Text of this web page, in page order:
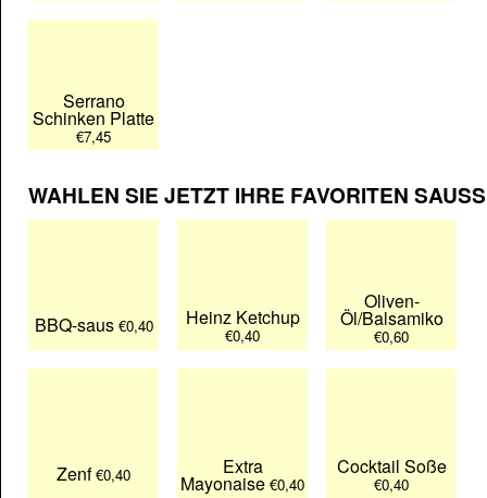
Serrano
Schinken Platte
€7,45
WAHLEN SIE JETZT IHRE FAVORITEN
BBQ-saus €0,40 Heinz Ketchup
€0,40
Oliven-
Öl/Balsamiko
€0,60
Zenf€0,40 Extra
Mayonaise €0,40
Cocktail Soße
€0,40